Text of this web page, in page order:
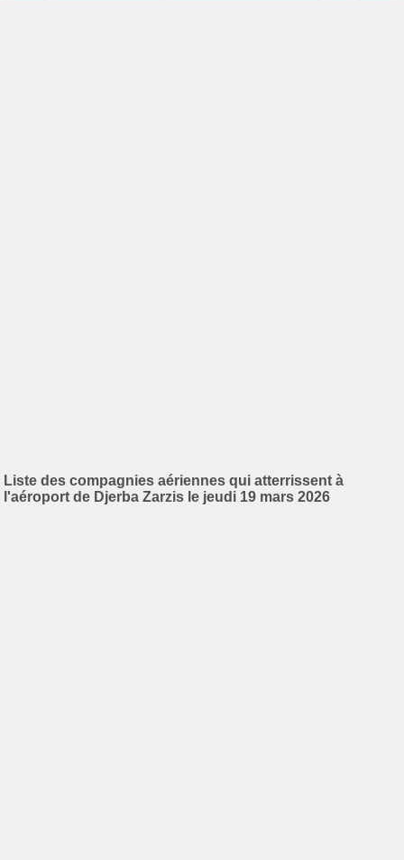
Liste des compagnies aériennes qui atterrissent à
l'aéroport de Djerba Zarzis le jeudi 19 mars 2026